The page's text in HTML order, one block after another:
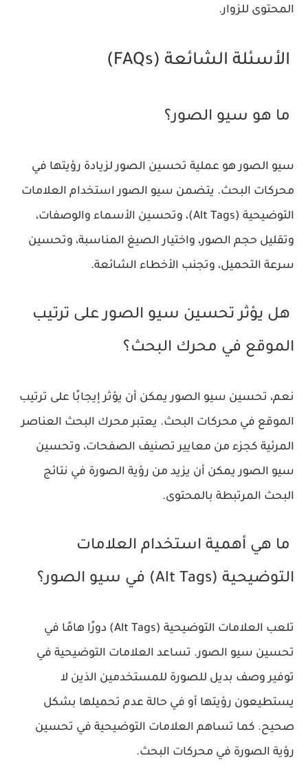
المحتوى للزوار.
الأسئلة الشائعة (FAQs)
ما هو سيو الصور؟
سيو الصور هو عملية تحسين الصور لزيادة رؤيتها في
محركات البحث. يتضمن سيو الصور استخدام العلامات
التوضيحية (Alt Tags)، وتحسين الأسماء والوصفات،
وتقليل حجم الصور، واختيار الصيغ المناسبة، وتحسين
سرعة التحميل، وتجنب الأخطاء الشائعة.
هل يؤثر تحسين سيو الصور على ترتيب
الموقع في محرك البحث؟
نعم، تحسين سيو الصور يمكن أن يؤثر إيجابًا على ترتيب
الموقع في محركات البحث. يعتبر محرك البحث العناصر
المرئية كجزء من معايير تصنيف الصفحات، وتحسين
سيو الصور يمكن أن يزيد من رؤية الصورة في نتائج
البحث المرتبطة بالمحتوى.
ما هي أهمية استخدام العلامات
التوضيحية (Alt Tags) في سيو الصور؟
تلعب العلامات التوضيحية (Alt Tags) دورًا هامًا في
تحسين سيو الصور. تساعد العلامات التوضيحية في
توفير وصف بديل للصورة للمستخدمين الذين لا
يستطيعون رؤيتها أو في حالة عدم تحميلها بشكل
صحيح. كما تساهم العلامات التوضيحية في تحسين
رؤية الصورة في محركات البحث.